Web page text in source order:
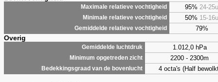
Maximale relatieve vochtigheid 95% 24-25u
Minimale relatieve vochtigheid 50% 15-16u
Gemiddelde relatieve vochtigheid 79%
Overig
Gemiddelde luchtdruk 1.012,0 hPa
Minimum opgetreden zicht 2200 - 2300m
Bedekkingsgraad van de bovenlucht 4 octa's (Half